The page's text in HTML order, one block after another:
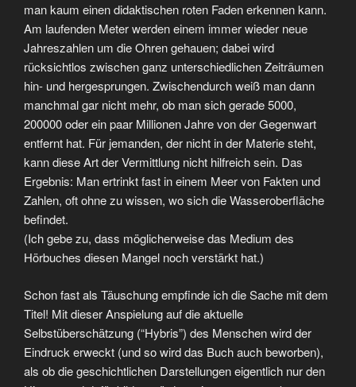
man kaum einen didaktischen roten Faden erkennen kann.
Am laufenden Meter werden einem immer wieder neue
Jahreszahlen um die Ohren gehauen; dabei wird
rücksichtlos zwischen ganz unterschiedlichen Zeiträumen
hin- und hergesprungen. Zwischendurch weiß man dann
manchmal gar nicht mehr, ob man sich gerade 5000,
200000 oder ein paar Millionen Jahre von der Gegenwart
entfernt hat. Für jemanden, der nicht in der Materie steht,
kann diese Art der Vermittlung nicht hilfreich sein. Das
Ergebnis: Man ertrinkt fast in einem Meer von Fakten und
Zahlen, oft ohne zu wissen, wo sich die Wasseroberfläche
befindet.
(Ich gebe zu, dass möglicherweise das Medium des
Hörbuches diesen Mangel noch verstärkt hat.)
Schon fast als Täuschung empfinde ich die Sache mit dem
Titel! Mit dieser Anspielung auf die aktuelle
Selbstüberschätzung (“Hybris”) des Menschen wird der
Eindruck erweckt (und so wird das Buch auch beworben),
als ob die geschichtlichen Darstellungen eigentlich nur den